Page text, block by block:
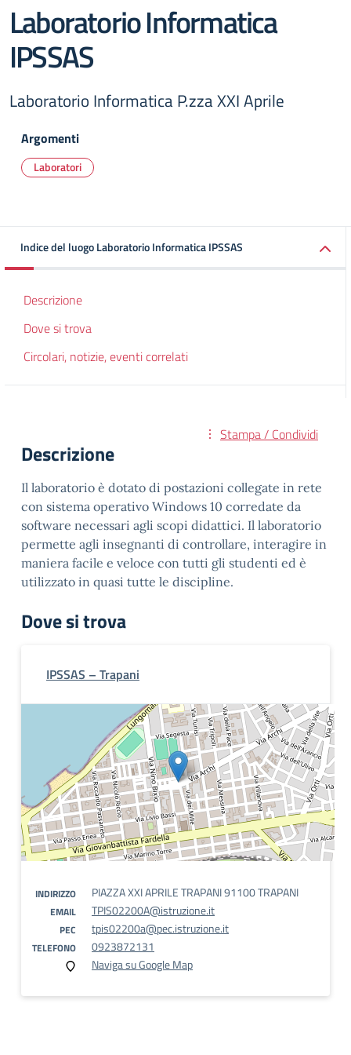
Laboratorio Informatica
IPSSAS
Laboratorio Informatica P.zza XXI Aprile
Argomenti
Laboratori
Indice del luogo Laboratorio Informatica IPSSAS
Descrizione
Dove si trova
Circolari, notizie, eventi correlati
Stampa / Condividi
Descrizione
Il laboratorio è dotato di postazioni collegate in rete
con sistema operativo Windows 10 corredate da
software necessari agli scopi didattici. Il laboratorio
permette agli insegnanti di controllare, interagire in
maniera facile e veloce con tutti gli studenti ed è
utilizzato in quasi tutte le discipline.
Dove si trova
IPSSAS – Trapani
INDIRIZZO PIAZZA XXI APRILE TRAPANI 91100 TRAPANI
EMAIL TPIS02200A@istruzione.it
PEC tpis02200a@pec.istruzione.it
TELEFONO
0923872131
Naviga su Google Map